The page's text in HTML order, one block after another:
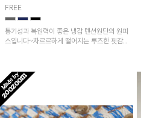
FREE
통기성과 복원력이 좋은 냉감 텐션원단의 원피
스입니다~차르르하게 떨어지는 루즈한 핏감